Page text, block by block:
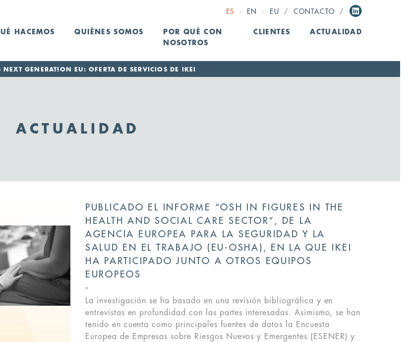
ES · EN · EU / CONTACTO /
HACEMOS QUIÉNES SOMOS
POR QUÉ CON
NOSOTROS
CLIENTES ACTUALIDAD
NEXT GENERATION EU: OFERTA DE SERVICIOS DE IKEI
ACTUALIDAD
PUBLICADO EL INFORME “OSH IN FIGURES IN THE
HEALTH AND SOCIAL CARE SECTOR”, DE LA
AGENCIA EUROPEA PARA LA SEGURIDAD Y LA
SALUD EN EL TRABAJO (EU-OSHA), EN LA QUE IKEI
HA PARTICIPADO JUNTO A OTROS EQUIPOS
EUROPEOS
La investigación se ha basado en una revisión bibliográfica y en
entrevistas en profundidad con las partes interesadas. Asimismo, se han
tenido en cuenta como principales fuentes de datos la Encuesta
Europea de Empresas sobre Riesgos Nuevos y Emergentes (ESENER) y